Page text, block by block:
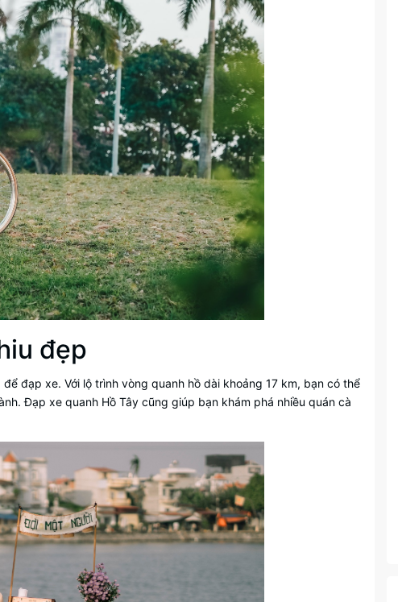
đẹp
đạp xe. Với lộ trình vòng quanh hồ dài khoảng 17 km, bạn có thể
Đạp xe quanh Hồ Tây cũng giúp bạn khám phá nhiều quán cà